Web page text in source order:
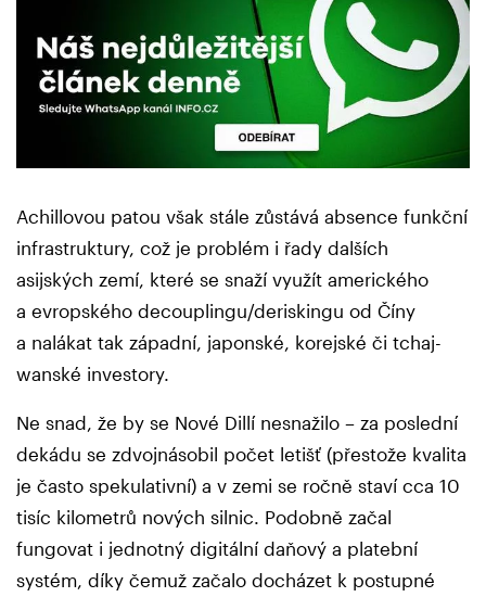
Achillovou patou však stále zůstává absence funkční
infrastruktury, což je problém i řady dalších
asijských zemí, které se snaží využít amerického
a evropského decouplingu/deriskingu od Číny
a nalákat tak západní, japonské, korejské či tchaj-
wanské investory.
Ne snad, že by se Nové Dillí nesnažilo – za poslední
dekádu se zdvojnásobil počet letišť (přestože kvalita
je často spekulativní) a v zemi se ročně staví cca 10
tisíc kilometrů nových silnic. Podobně začal
fungovat i jednotný digitální daňový a platební
systém, díky čemuž začalo docházet k postupné